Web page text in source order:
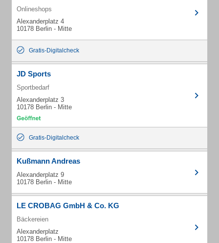
Onlineshops
Alexanderplatz 4
10178 Berlin - Mitte
Gratis-Digitalcheck
JD Sports
Sportbedarf
Alexanderplatz 3
10178 Berlin - Mitte
Gratis-Digitalcheck
Kußmann Andreas
Alexanderplatz 9
10178 Berlin - Mitte
LE CROBAG GmbH & Co. KG
Bäckereien
Alexanderplatz
10178 Berlin - Mitte